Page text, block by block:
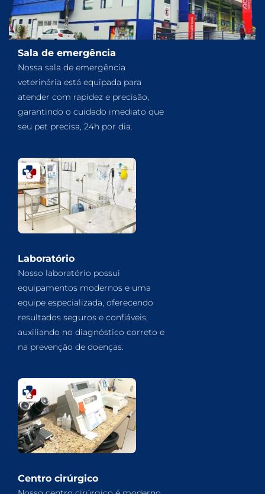
Sala de emergência
Nossa sala de emergência
veterinária está equipada para
atender com rapidez e precisão,
garantindo o cuidado imediato que
seu pet precisa, 24h por dia.
Laboratório
Nosso laboratório possui
equipamentos modernos e uma
equipe especializada, oferecendo
resultados seguros e confiáveis,
auxiliando no diagnóstico correto e
na prevenção de doenças.
Centro cirúrgico